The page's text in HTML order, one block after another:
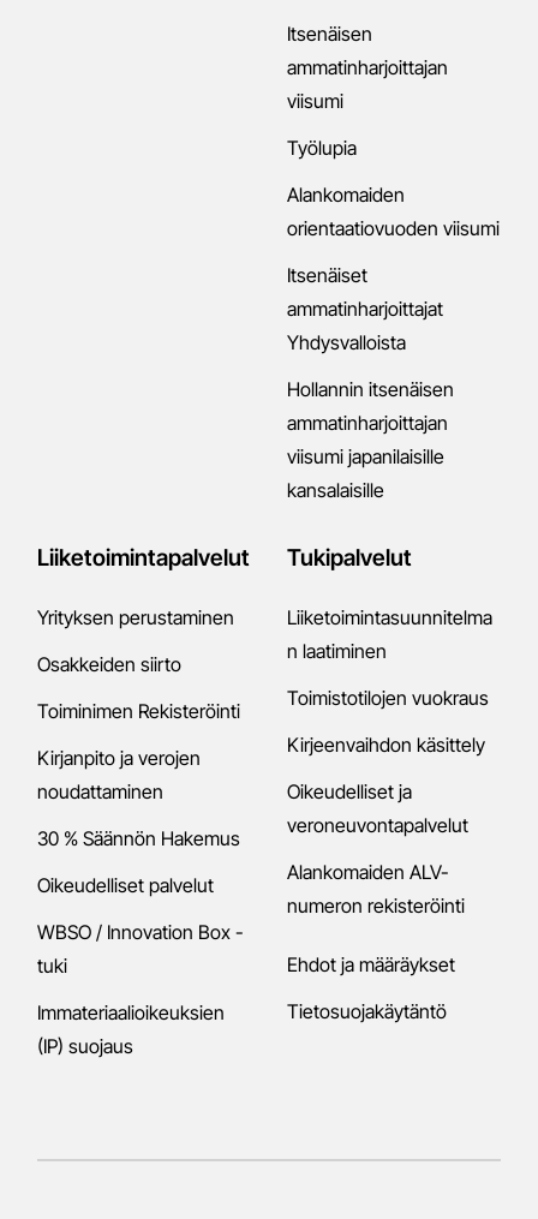
Itsenäisen
ammatinharjoittajan
viisumi
Työlupia
Alankomaiden
orientaatiovuoden viisumi
Itsenäiset
ammatinharjoittajat
Yhdysvalloista
Hollannin itsenäisen
ammatinharjoittajan
viisumi japanilaisille
kansalaisille
Liiketoimintapalvelut
Yrityksen perustaminen
Osakkeiden siirto
Toiminimen Rekisteröinti
Kirjanpito ja verojen
noudattaminen
30 % Säännön Hakemus
Oikeudelliset palvelut
WBSO / Innovation Box -
tuki
Immateriaalioikeuksien
(IP) suojaus
Tukipalvelut
Liiketoimintasuunnitelma
n laatiminen
Toimistotilojen vuokraus
Kirjeenvaihdon käsittely
Oikeudelliset ja
veroneuvontapalvelut
Alankomaiden ALV-
numeron rekisteröinti
Ehdot ja määräykset
Tietosuojakäytäntö